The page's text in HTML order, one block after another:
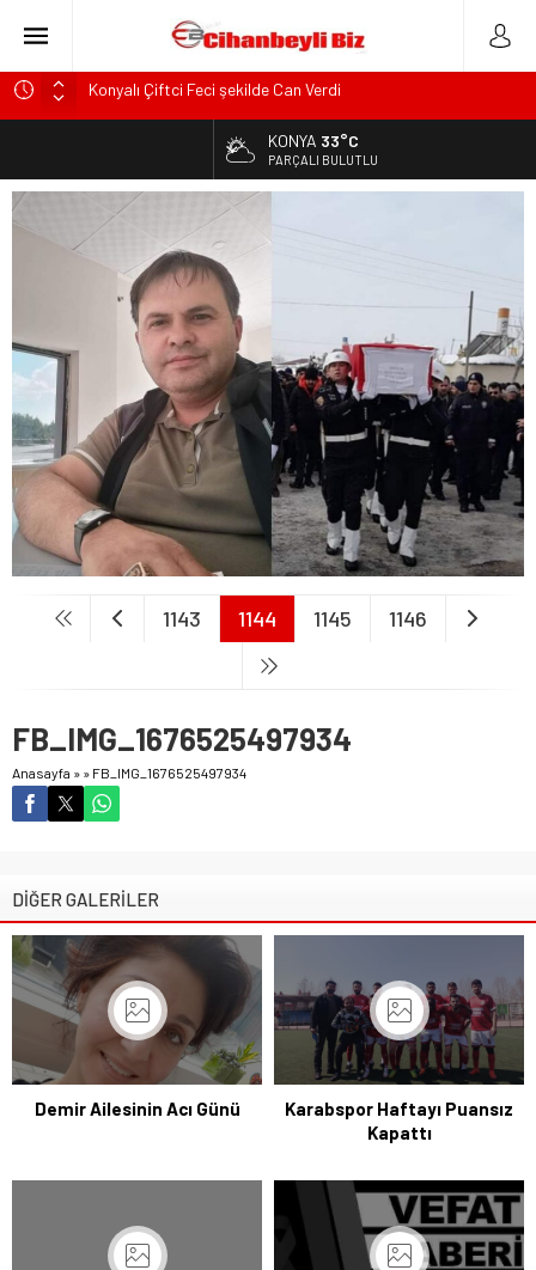
Konyalı Çiftci Feci şekilde Can Verdi
Konya’da araçta oksijen tüpünün patlaması sonucu hayatını
kaybeden biri bebek 2 kişi ile yaralanan 2 kişinin kimlikleri
KULU’DA HAFİF TİCARİ ARAÇ TAKLA ATTI: 2’Sİ ÇOCUK, 3
Trafik Kazasinda Yaralanmıştı, Tedavi gördüğü Hastanede
Hayatını Kaybetti
Başkan Adayı Kemal Tekin Sahada Ziyaretlerini
Yoğunlaştırdı
KONYA 33°C
PARÇALI BULUTLU
1143 1144 1145 1146
FB_IMG_1676525497934
Anasayfa » » FB_IMG_1676525497934
DİĞER GALERİLER
Demir Ailesinin Acı Günü
Karabspor Haftayı Puansız
Kapattı